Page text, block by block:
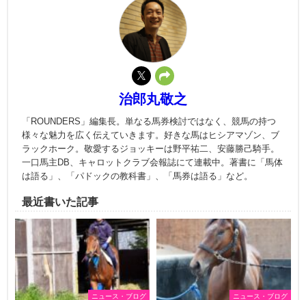
治郎丸敬之
「ROUNDERS」編集長。単なる馬券検討ではなく、競馬の持つ
様々な魅力を広く伝えていきます。好きな馬はヒシアマゾン、ブ
ラックホーク。敬愛するジョッキーは野平祐二、安藤勝己騎手。
一口馬主DB、キャロットクラブ会報誌にて連載中。著書に「馬体
は語る」、「パドックの教科書」、「馬券は語る」など。
最近書いた記事
ニュース・ブログ ニュース・ブログ